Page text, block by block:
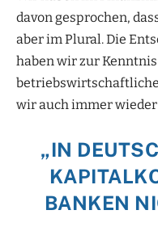
davon gesprochen,
aber im Plural. Die
haben wir zur
wir auch immer
„IN
BANKEN